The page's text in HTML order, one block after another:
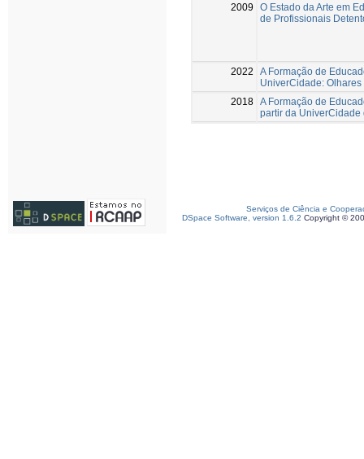
2009
O Estado da Arte em
de Profissionais
2022
A Formação de
UniverCidade:
2018 A Formação de
partir da UniverCidade
Serviços de Ciência e
DSpace Software, version 1.6.2 Copyright ©